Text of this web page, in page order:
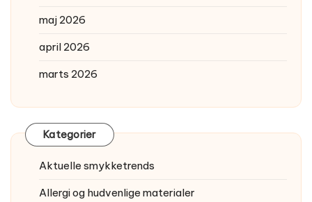
maj 2026
april 2026
marts 2026
Kategorier
Aktuelle smykketrends
Allergi og hudvenlige materialer